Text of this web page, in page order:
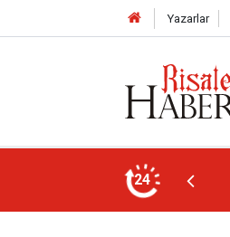
Yazarlar
24
geçirdiğini söyleyebilir miydik?